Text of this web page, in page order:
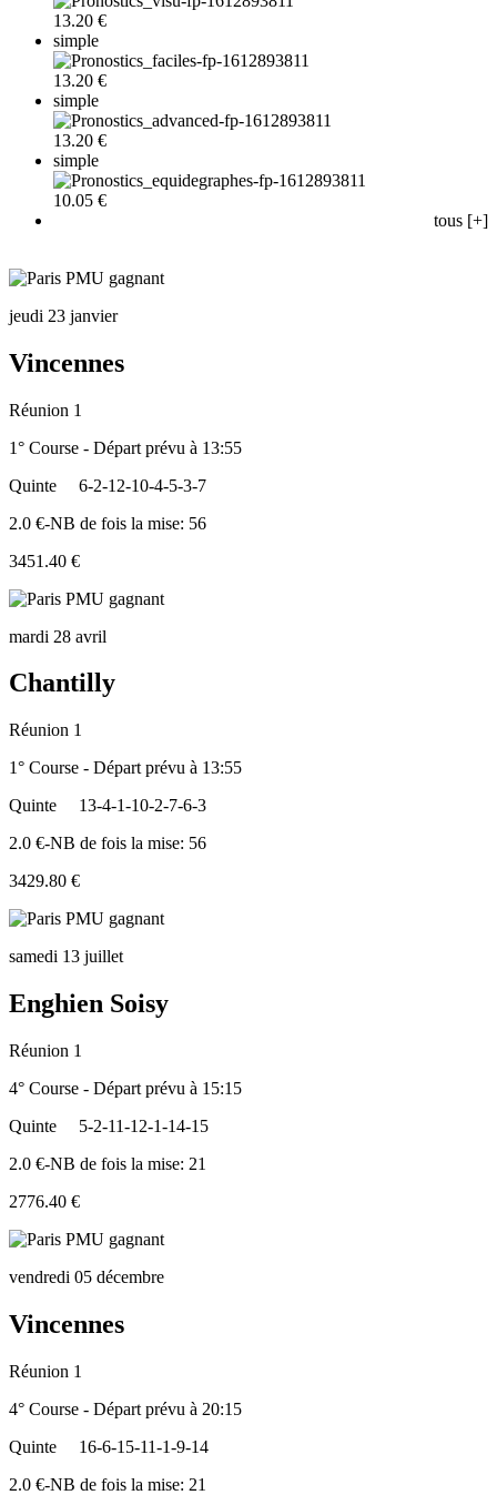
13.20 €
simple
13.20 €
simple
13.20 €
simple
10.05 €
tous [+]
jeudi 23 janvier
Vincennes
Réunion 1
1° Course - Départ prévu à 13:55
Quinte
6-2-12-10-4-5-3-7
2.0 €-NB de fois la mise: 56
3451.40 €
mardi 28 avril
Chantilly
Réunion 1
1° Course - Départ prévu à 13:55
Quinte
13-4-1-10-2-7-6-3
2.0 €-NB de fois la mise: 56
3429.80 €
samedi 13 juillet
Enghien Soisy
Réunion 1
4° Course - Départ prévu à 15:15
Quinte
5-2-11-12-1-14-15
2.0 €-NB de fois la mise: 21
2776.40 €
vendredi 05 décembre
Vincennes
Réunion 1
4° Course - Départ prévu à 20:15
Quinte
16-6-15-11-1-9-14
2.0 €-NB de fois la mise: 21